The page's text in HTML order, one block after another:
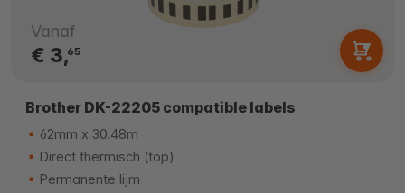
Vanaf
€ 3,65
Brother DK-22205 compatible labels
62mm x 30.48m
Direct thermisch (top)
Permanente lijm